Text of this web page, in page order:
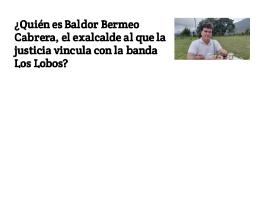
¿Quién es Baldor Bermeo
Cabrera, el exalcalde al que la
justicia vincula con la banda
Los Lobos?